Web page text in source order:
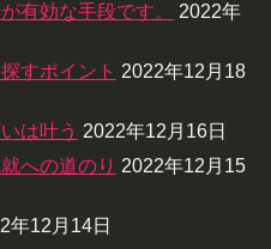
有効な手段です。
2022年
すポイント 2022年12月18
は叶う 2022年12月16日
への道のり 2022年12月15
年12月14日